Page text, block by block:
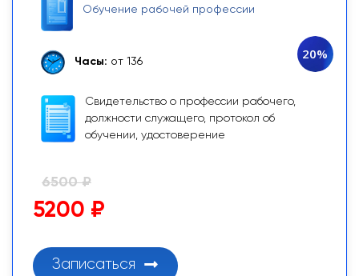
Обучение рабочей профессии
Часы: от 136
Свидетельство о профессии рабочего,
должности служащего, протокол об
обучении, удостоверение
20%
6500 ₽
5200 ₽
Записаться